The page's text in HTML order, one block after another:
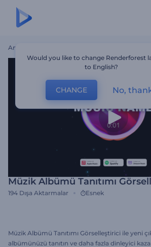
Ana Sayfa
Müzik Albümü Tanıtımı
194 Dışa Aktarmalar Esnek
Müzik Albümü Tanıtımı Görselleştirici ile yeni
albümünüzü tanıtın ve daha fazla dinleyici
Would you like to change Renderforest
to English?
CHANGE No,